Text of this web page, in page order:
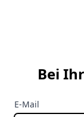
Bei
E-Mail